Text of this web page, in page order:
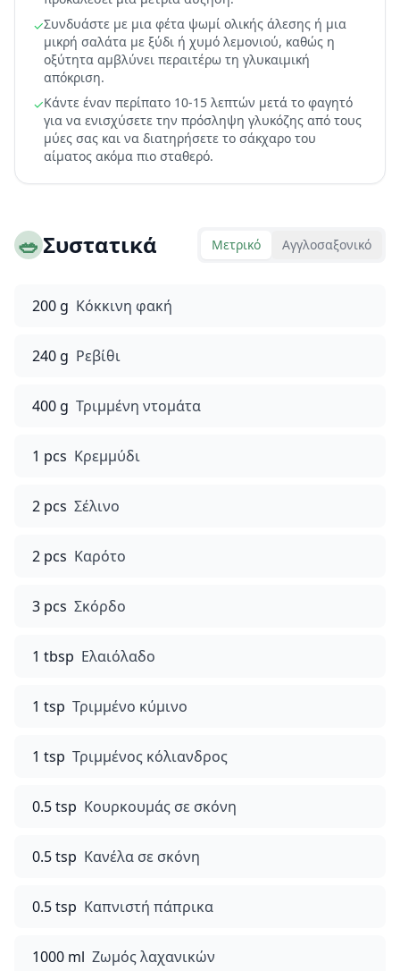
✓Συνδυάστε με μια φέτα ψωμί ολικής άλεσης ή μια
μικρή σαλάτα με ξύδι ή χυμό λεμονιού, καθώς η
οξύτητα αμβλύνει περαιτέρω τη γλυκαιμική
απόκριση.
✓Κάντε έναν περίπατο 10-15 λεπτών μετά το φαγητό
για να ενισχύσετε την πρόσληψη γλυκόζης από τους
μύες σας και να διατηρήσετε το σάκχαρο του
αίματος ακόμα πιο σταθερό.
🥗Συστατικά Μετρικό Αγγλοσαξονικό
200 g Κόκκινη φακή
240 g Ρεβίθι
400 g Τριμμένη ντομάτα
1 pcs Κρεμμύδι
2 pcs Σέλινο
2 pcs Καρότο
3 pcs Σκόρδο
1 tbsp Ελαιόλαδο
1 tsp Τριμμένο κύμινο
1 tsp Τριμμένος κόλιανδρος
0.5 tsp Κουρκουμάς σε σκόνη
0.5 tsp Κανέλα σε σκόνη
0.5 tsp Καπνιστή πάπρικα
1000 ml Ζωμός λαχανικών